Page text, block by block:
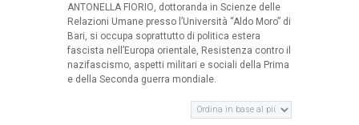
ANTONELLA FIORIO , dottoranda in Scienze delle
Relazioni Umane presso l’Università “Aldo Moro” di
Bari, si occupa soprattutto di politica estera
fascista nell’Europa orientale, Resistenza contro il
nazifascismo, aspetti militari e sociali della Prima
e della Seconda guerra mondiale.